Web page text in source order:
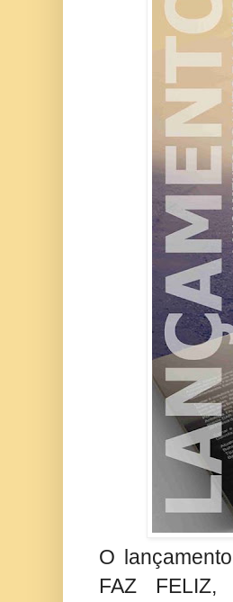
O
FAZ FELIZ,